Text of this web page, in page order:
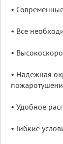
•
• Все
•
• Надежная
• Удобное
• Гибкие